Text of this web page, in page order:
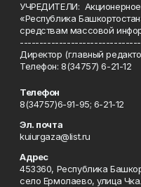
УЧРЕДИТЕЛИ:
«Республика
средствам массовой
Директор (главный
Телефон: 8(34757) 6-21-12
Телефон
8(34757)6-91-95; 6-21-12
Эл. почта
kuiurgaza@list.ru
Адрес
453360, Республика
село Ермолаево, улица